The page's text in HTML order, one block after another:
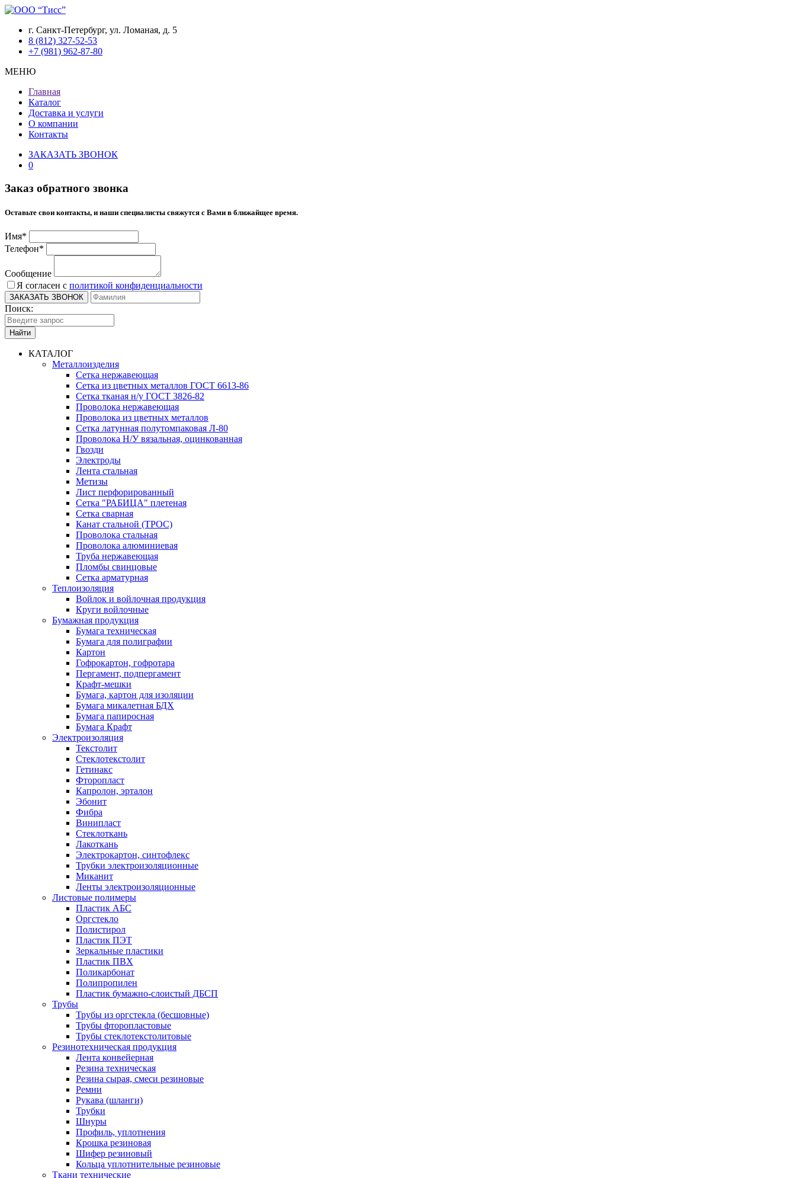
г. Санкт-Петербург, ул. Ломаная, д. 5
8 (812) 327-52-53
+7 (981) 962-87-80
МЕНЮ
Главная
Каталог
Доставка и услуги
О компании
Контакты
ЗАКАЗАТЬ ЗВОНОК
0
Заказ обратного звонка
Оставьте свои контакты, и наши специалисты свяжутся с Вами в ближайщее время.
Имя*
Телефон*
Сообщение
Я согласен с политикой конфиденциальности
Поиск:
Найти
КАТАЛОГ
Металлоизделия
Сетка нержавеющая
Сетка из цветных металлов ГОСТ 6613-86
Сетка тканая н/у ГОСТ 3826-82
Проволока нержавеющая
Проволока из цветных металлов
Сетка латунная полутомпаковая Л-80
Проволока Н/У вязальная, оцинкованная
Гвозди
Электроды
Лента стальная
Метизы
Лист перфорированный
Сетка "РАБИЦА" плетеная
Сетка сварная
Канат стальной (ТРОС)
Проволока стальная
Проволока алюминиевая
Труба нержавеющая
Пломбы свинцовые
Сетка арматурная
Теплоизоляция
Войлок и войлочная продукция
Круги войлочные
Бумажная продукция
Бумага техническая
Бумага для полиграфии
Картон
Гофрокартон, гофротара
Пергамент, подпергамент
Крафт-мешки
Бумага, картон для изоляции
Бумага микалетная БДХ
Бумага папиросная
Бумага Крафт
Электроизоляция
Текстолит
Стеклотекстолит
Гетинакс
Фторопласт
Капролон, эрталон
Эбонит
Фибра
Винипласт
Стеклоткань
Лакоткань
Электрокартон, синтофлекс
Трубки электроизоляционные
Миканит
Ленты электроизоляционные
Листовые полимеры
Пластик АБС
Оргстекло
Полистирол
Пластик ПЭТ
Зеркальные пластики
Пластик ПВХ
Поликарбонат
Полипропилен
Пластик бумажно-слоистый ДБСП
Трубы
Трубы из оргстекла (бесшовные)
Трубы фторопластовые
Трубы стеклотекстолитовые
Резинотехническая продукция
Лента конвейерная
Резина техническая
Резина сырая, смеси резиновые
Ремни
Рукава (шланги)
Трубки
Шнуры
Профиль, уплотнения
Крошка резиновая
Шифер резиновый
Кольца уплотнительные резиновые
Ткани технические